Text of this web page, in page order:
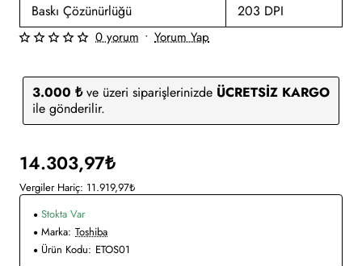
Baskı Çözünürlüğü 203 DPI
3.000 ₺ve üzeri siparişlerinizde ÜCRETSİZ KARGO
ile gönderilir.
0 yorum • Yorum Yap
14.303,97₺
Vergiler Hariç: 11.919,97₺
Stokta Var
Marka: Toshiba
Ürün Kodu: ETOS01